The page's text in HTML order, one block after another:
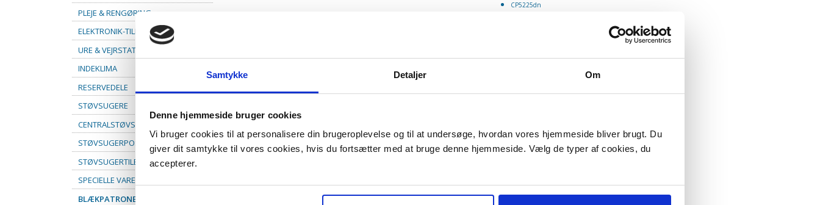
Samtykke Detaljer Om
Denne hjemmeside bruger cookies
Vi bruger cookies til at personalisere din brugeroplevelse og til at undersøge, hvordan vores hjemmeside bliver brugt. Du
giver dit samtykke til vores cookies, hvis du fortsætter med at bruge denne hjemmeside. Vælg de typer af cookies, du
accepterer.
PLEJE & RENGØRING
ELEKTRONIK-TILBEHØR
URE & VEJRSTATIONER
INDEKLIMA
RESERVEDELE
STØVSUGERE
CENTRALSTØVSUGER
STØVSUGERPOSER
STØVSUGERTILBEHØR
SPECIELLE VARER
BLÆKPATRONER
CP5225dn